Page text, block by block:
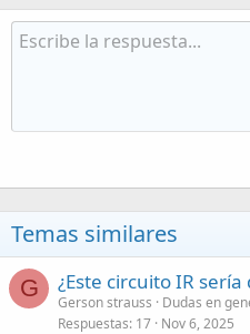
Temas similares
G ¿Este circuito IR sería
Gerson strauss
Dudas en
Respuestas 17 Nov 6, 2025